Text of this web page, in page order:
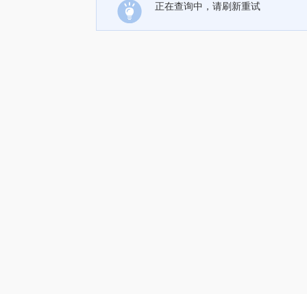
正在查询中，请刷新重试